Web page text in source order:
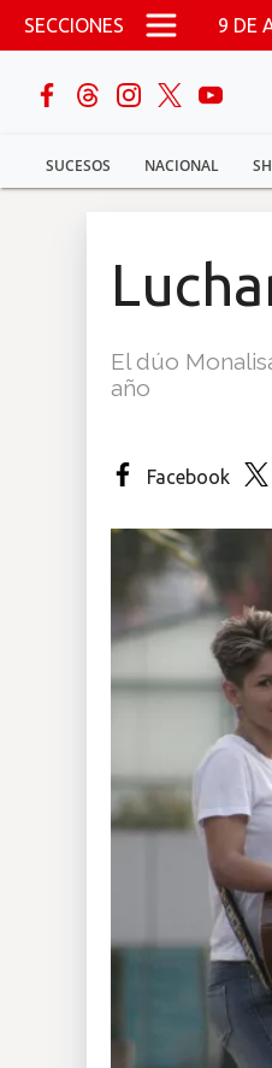
Pasar al contenido principal
SECCIONES 9 DE
SUCESOS NACIONAL
buscar
Sucesos
Multimedia
El dúo
año
Facebook